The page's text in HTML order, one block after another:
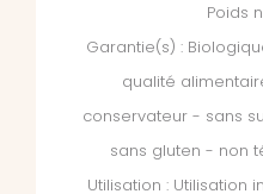
Poids
Garantie(s) :
qualité
conservateur - sans
sans gluten - non
Utilisation : Utilisation